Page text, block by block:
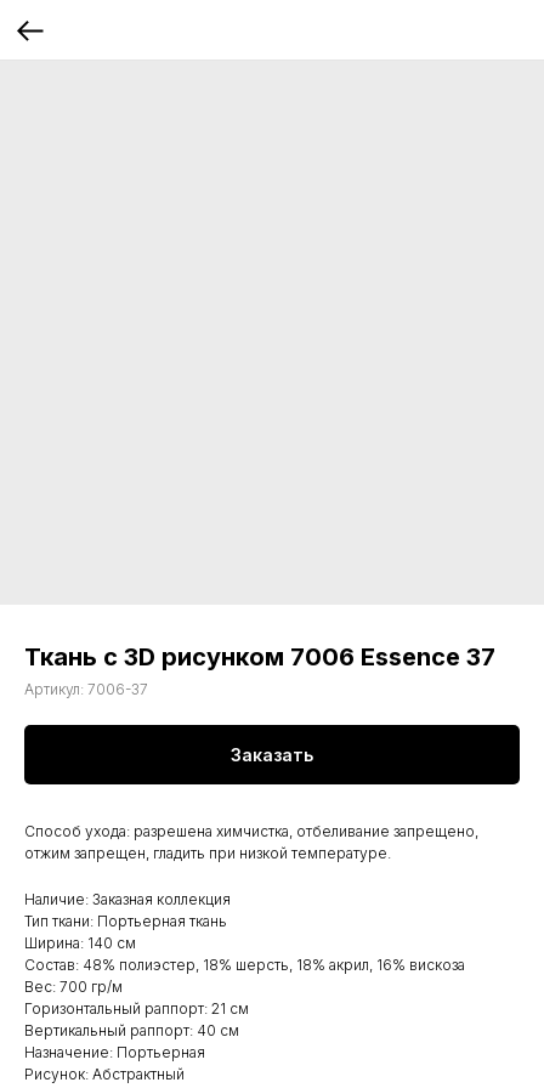
Ткань с 3D рисунком 7006 Essence 37
Артикул: 7006-37
Заказать
Способ ухода: разрешена химчистка, отбеливание запрещено,
отжим запрещен, гладить при низкой температуре.
Наличие: Заказная коллекция
Тип ткани: Портьерная ткань
Ширина: 140 см
Состав: 48% полиэстер, 18% шерсть, 18% акрил, 16% вискоза
Вес: 700 гр/м
Горизонтальный раппорт: 21 см
Вертикальный раппорт: 40 см
Назначение: Портьерная
Рисунок: Абстрактный